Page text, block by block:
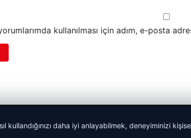
kullanılması için adım, e-posta
kullandığınızı daha iyi anlayabilmek, deneyiminizi